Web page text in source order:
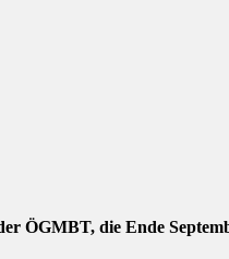
ÖGMBT, die Ende